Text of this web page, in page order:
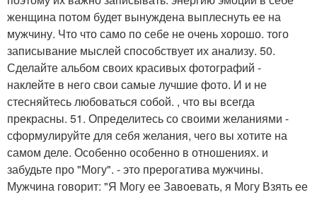
женщина потом будет вынуждена выплеснуть ее на
мужчину. Что что само по себе не очень хорошо. того
записывание мыслей способствует их анализу. 50.
Сделайте альбом своих красивых фотографий -
наклейте в него свои самые лучшие фото. И и не
стесняйтесь любоваться собой. , что вы всегда
прекрасны. 51. Определитесь со своими желаниями -
сформулируйте для себя желания, чего вы хотите на
самом деле. Особенно особенно в отношениях. и
забудьте про "Могу". - это прерогатива мужчины.
Мужчина говорит: "Я Могу ее Завоевать, я Могу Взять ее